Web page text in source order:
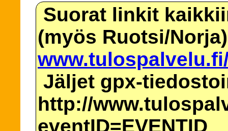
Suorat linkit
(myös Ruotsi/Norja)
Jäljet gpx-
http://
eventID=EVENTID